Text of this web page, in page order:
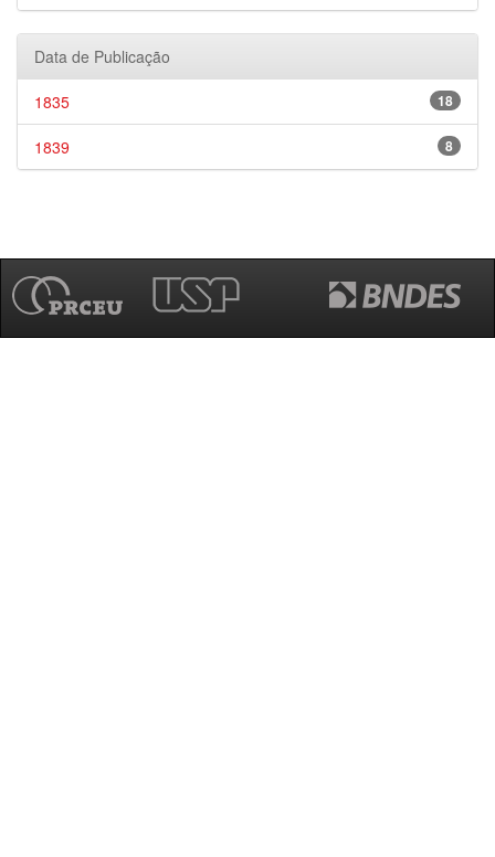
Data de Publicação
18
1835
8
1839